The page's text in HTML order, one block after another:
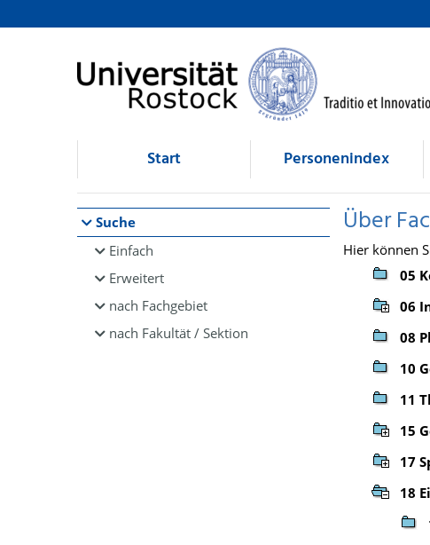
Browsen
direkt zum Inhalt
Start Personenindex
Suche
Einfach
Erweitert
nach Fachgebiet
nach Fakultät / Sektion
Über
Hier können
05
06
08
10
11
15
17
18